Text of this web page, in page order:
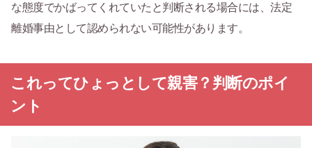
な態度でかばってくれていたと判断される場合には、法定
離婚事由として認められない可能性があります。
これってひょっとして親害？判断のポイ
ント